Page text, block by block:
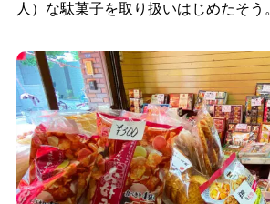
人）な駄菓子を取り扱いはじめたそう